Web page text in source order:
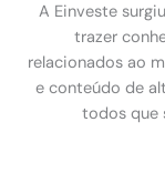
A Einveste
trazer
relacionados ao
e conteúdo de
todos que